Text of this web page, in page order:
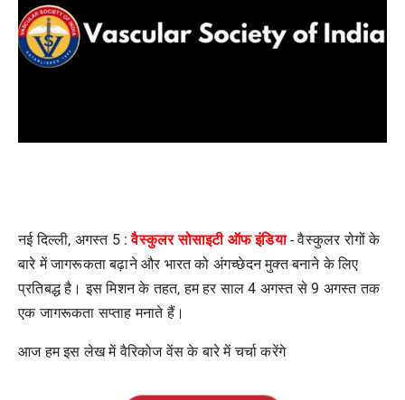
नई दिल्ली, अगस्त 5 :वैस्कुलर सोसाइटी ऑफ इंडिया-वैस्कुलर रोगों के
बारे में जागरूकता बढ़ाने और भारत को अंगच्छेदन मुक्त बनाने के लिए
प्रतिबद्ध है। इस मिशन के तहत,हम हर साल4 अगस्त से9 अगस्त तक
एक जागरूकता सप्ताह मनाते हैं।
आज हम इस लेख में वैरिकोज वेंस के बारे में चर्चा करेंगे